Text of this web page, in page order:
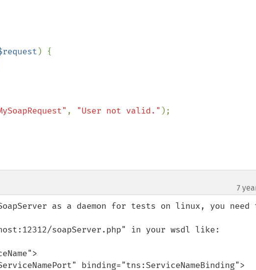
) {
, "User not valid." );
7
as a daemon for tests on linux, you need
soapServer.php" in your wsdl like: